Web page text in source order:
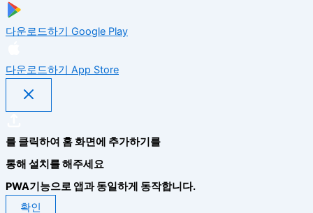
다운로드하기 Google Play
다운로드하기 App Store
를 클릭하여 홈 화면에 추가하기를
통해 설치를 해주세요
PWA기능으로 앱과 동일하게 동작합니다.
확인